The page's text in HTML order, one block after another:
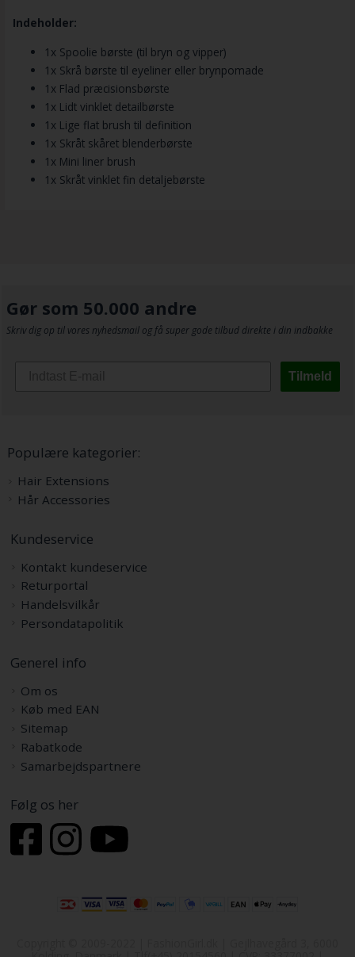
Indeholder:
1x Spoolie børste (til bryn og vipper)
1x Skrå børste til eyeliner eller brynpomade
1x Flad præcisionsbørste
1x Lidt vinklet detailbørste
1x Lige flat brush til definition
1x Skråt skåret blenderbørste
1x Mini liner brush
1x Skråt vinklet fin detaljebørste
Gør som 50.000 andre
Skriv dig op til vores nyhedsmail og få super gode tilbud direkte i din indbakke
Tilmeld
Populære kategorier:
Hair Extensions
Hår Accessories
Kundeservice
Kontakt kundeservice
Returportal
Handelsvilkår
Persondatapolitik
Generel info
Om os
Køb med EAN
Sitemap
Rabatkode
Samarbejdspartnere
Følg os her